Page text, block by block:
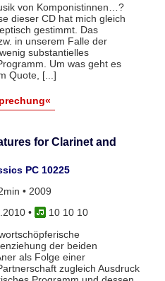
von Komponistinnen…?
dieser CD hat mich gleich
gestimmt. Das
in unserem Falle der
substantielles
Um was geht es
Quote, [...]
for Clarinet and
PC 10225
• 2009
•
10 10 10
der beiden
als Folge einer
zugleich Ausdruck